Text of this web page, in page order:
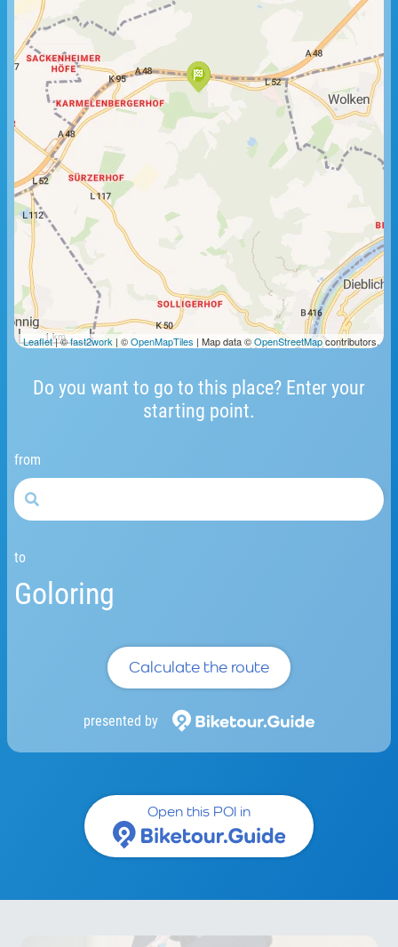
Do you want to go to this place? Enter your
starting point.
from
to
Goloring
Calculate the route
presented by
1 km
Leaflet| ©fast2work | ©OpenMapTiles | Map data ©OpenStreetMapcontributors.
Open this POI in